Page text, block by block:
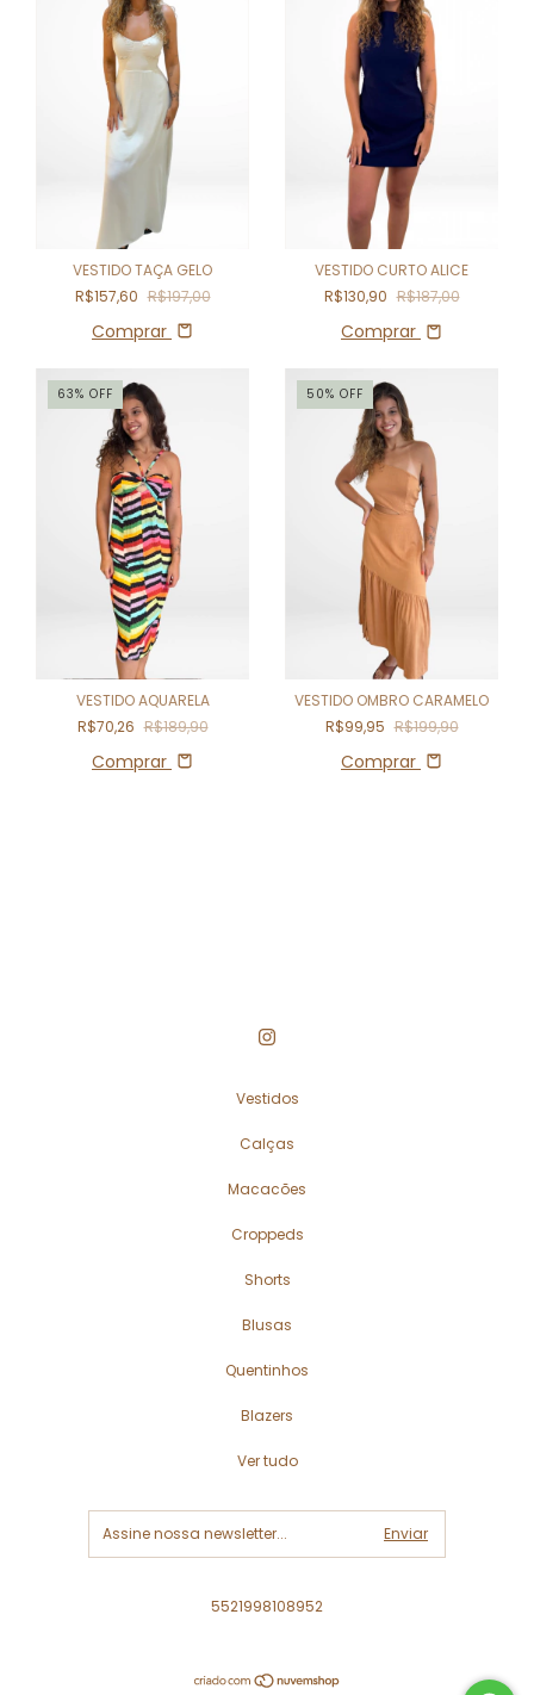
VESTIDO TAÇA GELO
R$157,60 R$197,00
Comprar
VESTIDO CURTO ALICE
R$130,90 R$187,00
Comprar
63% OFF
VESTIDO AQUARELA
R$70,26 R$189,90
Comprar
50% OFF
VESTIDO OMBRO CARAMELO
R$99,95 R$199,90
Comprar
Vestidos
Calças
Macacões
Croppeds
Shorts
Blusas
Quentinhos
Blazers
Ver tudo
5521998108952